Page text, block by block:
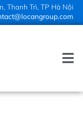
Thanh Trì, TP Hà Nội